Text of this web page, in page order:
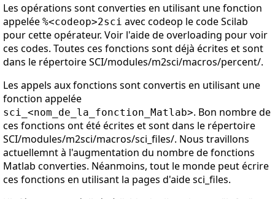
Les opérations sont converties en utilisant une fonction
appelée %<codeop>2sci avec codeop le code Scilab
pour cette opérateur. Voir l'aide de overloading pour voir
ces codes. Toutes ces fonctions sont déjà écrites et sont
dans le répertoire SCI/modules/m2sci/macros/percent/.
Les appels aux fonctions sont convertis en utilisant une
fonction appelée
sci_<nom_de_la_fonction_Matlab>. Bon nombre de
ces fonctions ont été écrites et sont dans le répertoire
SCI/modules/m2sci/macros/sci_files/. Nous travillons
actuellemnt à l'augmentation du nombre de fonctions
Matlab converties. Néanmoins, tout le monde peut écrire
ces fonctions en utilisant la pages d'aide sci_files.